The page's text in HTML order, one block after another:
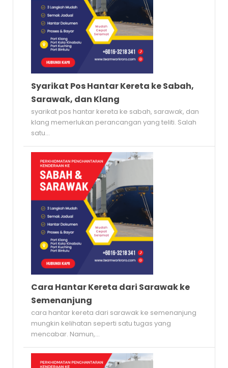
Syarikat Pos Hantar Kereta ke Sabah,
Sarawak, dan Klang
syarikat pos hantar kereta ke sabah, sarawak, dan
klang memerlukan perancangan yang teliti. Salah
satu...
Cara Hantar Kereta dari Sarawak ke
Semenanjung
cara hantar kereta dari sarawak ke semenanjung
mungkin kelihatan seperti satu tugas yang
mencabar. Namun,...